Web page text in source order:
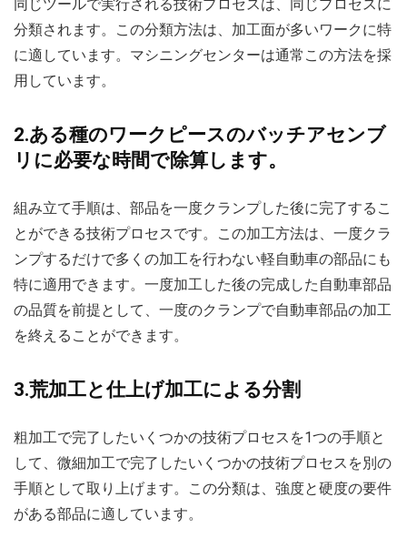
同じツールで実行される技術プロセスは、同じプロセスに
分類されます。この分類方法は、加工面が多いワークに特
に適しています。マシニングセンターは通常この方法を採
用しています。
2.ある種のワークピースのバッチアセンブ
リに必要な時間で除算します。
組み立て手順は、部品を一度クランプした後に完了するこ
とができる技術プロセスです。この加工方法は、一度クラ
ンプするだけで多くの加工を行わない軽自動車の部品にも
特に適用できます。一度加工した後の完成した自動車部品
の品質を前提として、一度のクランプで自動車部品の加工
を終えることができます。
3.荒加工と仕上げ加工による分割
粗加工で完了したいくつかの技術プロセスを1つの手順と
して、微細加工で完了したいくつかの技術プロセスを別の
手順として取り上げます。この分類は、強度と硬度の要件
がある部品に適しています。